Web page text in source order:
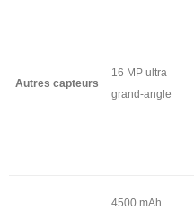
Autres capteurs
16 MP ultra
grand-angle
4500 mAh